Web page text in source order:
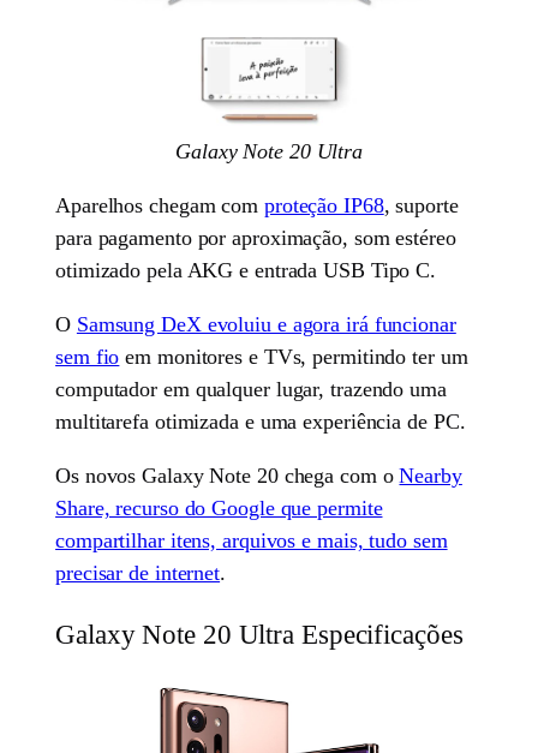
Galaxy Note 20 Ultra
Aparelhos chegam com proteção IP68, suporte
para pagamento por aproximação, som estéreo
otimizado pela AKG e entrada USB Tipo C.
O Samsung DeX evoluiu e agora irá funcionar
sem fio em monitores e TVs, permitindo ter um
computador em qualquer lugar, trazendo uma
multitarefa otimizada e uma experiência de PC.
Os novos Galaxy Note 20 chega com oNearby
Share, recurso do Google que permite
compartilhar itens, arquivos e mais, tudo sem
precisar de internet.
Galaxy Note 20 Ultra Especificações